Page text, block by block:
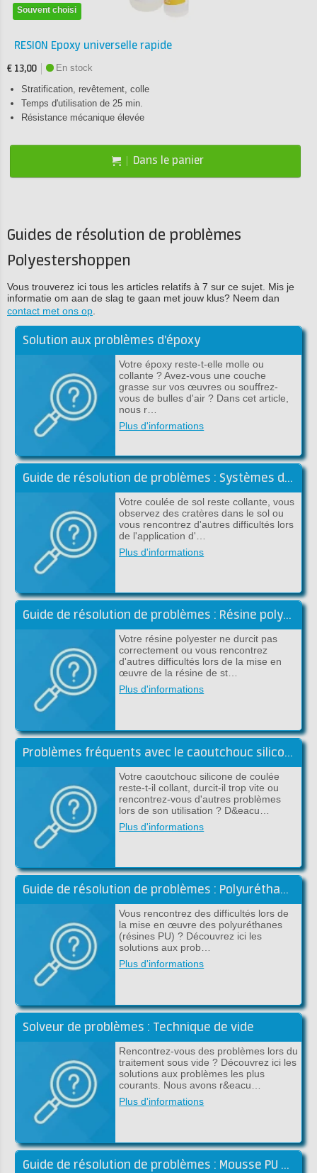
Souvent choisi
RESION Epoxy universelle rapide
€ 13,00
En stock
Stratification, revêtement, colle
Temps d'utilisation de 25 min.
Résistance mécanique élevée
Dans le panier
Guides de résolution de problèmes
Polyestershoppen
Vous trouverez ici tous les articles relatifs à 7 sur ce sujet. Mis je
informatie om aan de slag te gaan met jouw klus? Neem dan
contact met ons op
Solution aux problèmes d'époxy
Votre époxy reste-t-elle molle ou
collante ? Avez-vous une couche
grasse sur vos œuvres ou souffrez-
vous de bulles d'air ? Dans cet article,
nous r…
Plus d'informations
Guide de résolution de problèmes : Systèmes de revêtement de sol
Votre coulée de sol reste collante, vous
observez des cratères dans le sol ou
vous rencontrez d'autres difficultés lors
de l'application d'…
Plus d'informations
Guide de résolution de problèmes : Résine polyester
Votre résine polyester ne durcit pas
correctement ou vous rencontrez
d'autres difficultés lors de la mise en
œuvre de la résine de st…
Plus d'informations
Problèmes fréquents avec le caoutchouc silicone: causes et solutions
Votre caoutchouc silicone de coulée
reste-t-il collant, durcit-il trop vite ou
rencontrez-vous d'autres problèmes
lors de son utilisation ? D&eacu…
Plus d'informations
Guide de résolution de problèmes : Polyuréthanes
Vous rencontrez des difficultés lors de
la mise en œuvre des polyuréthanes
(résines PU) ? Découvrez ici les
solutions aux prob…
Plus d'informations
Solveur de problèmes : Technique de vide
Rencontrez-vous des problèmes lors du
traitement sous vide ? Découvrez ici les
solutions aux problèmes les plus
courants. Nous avons r&eacu…
Plus d'informations
Guide de résolution de problèmes : Mousse PU Froth-Pak